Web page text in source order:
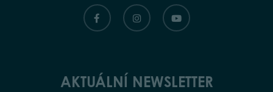
AKTUÁLNÍ NEWSLETTER